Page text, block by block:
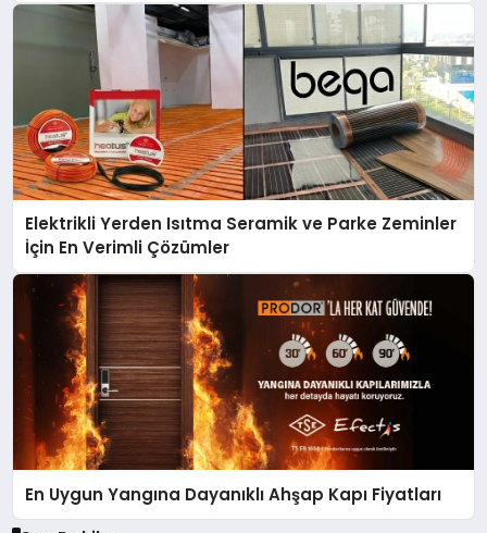
Elektrikli Yerden Isıtma Seramik ve Parke Zeminler
İçin En Verimli Çözümler
En Uygun Yangına Dayanıklı Ahşap Kapı Fiyatları